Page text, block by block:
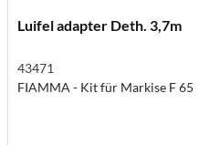
Luifel adapter Deth. 3,7m
43471
FIAMMA - Kit für Markise F 65